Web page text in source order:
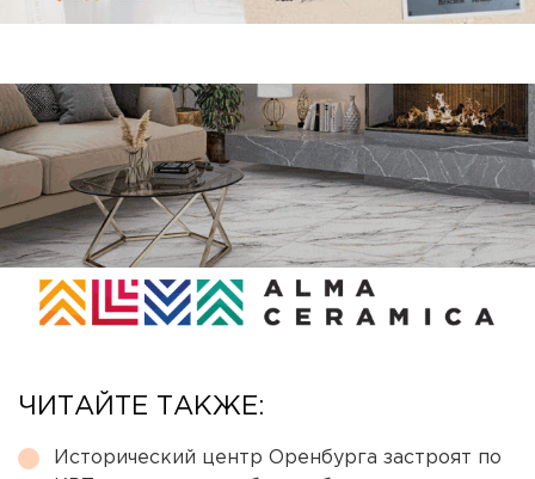
ЧИТАЙТЕ ТАКЖЕ:
Исторический центр Оренбурга застроят по